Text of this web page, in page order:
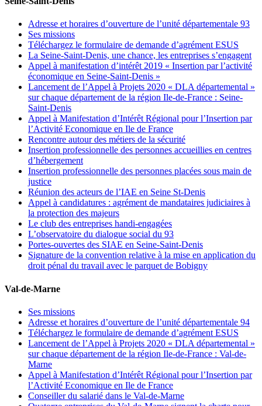
Adresse et horaires d’ouverture de l’unité départementale 93
Ses missions
Téléchargez le formulaire de demande d’agrément ESUS
La Seine-Saint-Denis, une chance, les entreprises s’engagent
Appel à manifestation d’intérêt 2019 « Insertion par l’activité
économique en Seine-Saint-Denis »
Lancement de l’Appel à Projets 2020 « DLA départemental »
sur chaque département de la région Ile-de-France : Seine-
Saint-Denis
Appel à Manifestation d’Intérêt Régional pour l’Insertion par
l’Activité Economique en Ile de France
Rencontre autour des métiers de la sécurité
Insertion professionnelle des personnes accueillies en centres
d’hébergement
Insertion professionnelle des personnes placées sous main de
justice
Réunion des acteurs de l’IAE en Seine St-Denis
Appel à candidatures : agrément de mandataires judiciaires à
la protection des majeurs
Le club des entreprises handi-engagées
L’observatoire du dialogue social du 93
Portes-ouvertes des SIAE en Seine-Saint-Denis
Signature de la convention relative à la mise en application du
droit pénal du travail avec le parquet de Bobigny
Val-de-Marne
Ses missions
Adresse et horaires d’ouverture de l’unité départementale 94
Téléchargez le formulaire de demande d’agrément ESUS
Lancement de l’Appel à Projets 2020 « DLA départemental »
sur chaque département de la région Ile-de-France : Val-de-
Marne
Appel à Manifestation d’Intérêt Régional pour l’Insertion par
l’Activité Economique en Ile de France
Conseiller du salarié dans le Val-de-Marne